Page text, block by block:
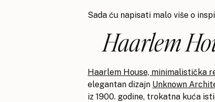
Sada ću napisati malo više o
Haarlem
Haarlem House, minimalistička
elegantan dizajn Unknown
iz 1900. godine, trokatna kuća